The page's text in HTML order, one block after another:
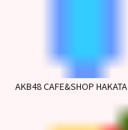
AKB48 CAFE&SHOP HAKATA